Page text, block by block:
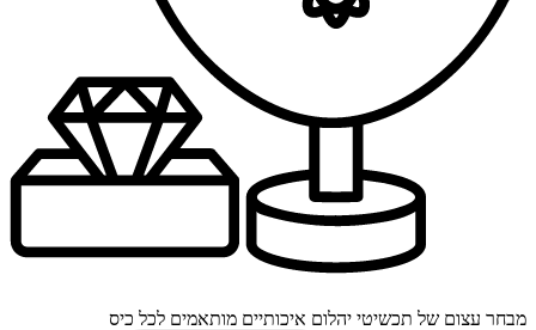
מבחר עצום של תכשיטי יהלום איכותיים מותאמים לכל כיס